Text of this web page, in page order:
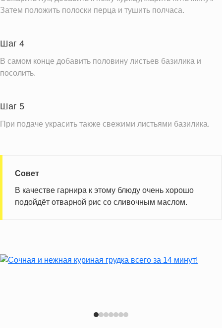
Витамин С
50.6 мг
Витамин Е
Насыщенные жиры
0.9 г
Трансжиры
Затем положить полоски перца и тушить полчаса.
Шаг 4
В самом конце добавить половину листьев базилика и
посолить.
Шаг 5
При подаче украсить также свежими листьями базилика.
Совет
В качестве гарнира к этому блюду очень хорошо
подойдёт отварной рис со сливочным маслом.